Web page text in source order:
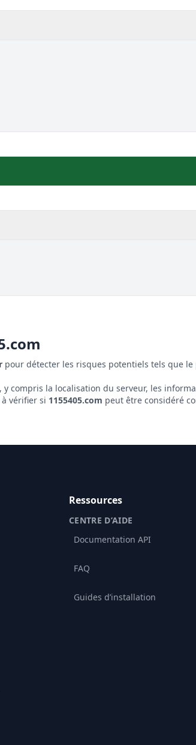
pour détecter les risques potentiels tels que
, y compris la localisation du serveur, les
vérifier si 1155405.com peut être considéré
Ressources
CENTRE D’AIDE
Documentation API
FAQ
Guides d’installation